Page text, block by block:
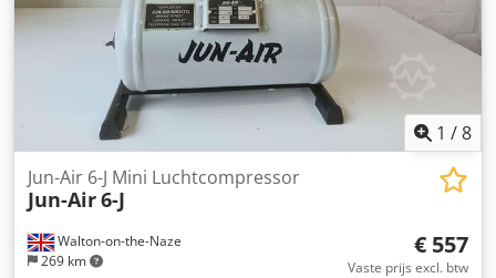
1 /8
Walton-on-the-Naze
269 km
Jun-Air 6-J Mini Luchtcompressor
Jun-Air6-J
€ 557
Vaste prijs excl. btw